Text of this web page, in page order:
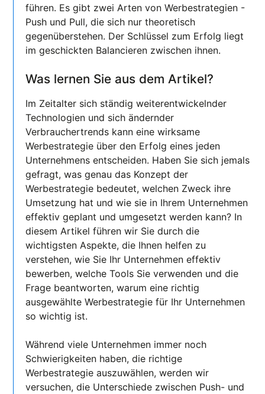
führen. Es gibt zwei Arten von Werbestrategien -
Push und Pull, die sich nur theoretisch
gegenüberstehen. Der Schlüssel zum Erfolg liegt
im geschickten Balancieren zwischen ihnen.
Was lernen Sie aus dem Artikel?
Im Zeitalter sich ständig weiterentwickelnder
Technologien und sich ändernder
Verbrauchertrends kann eine wirksame
Werbestrategie über den Erfolg eines jeden
Unternehmens entscheiden. Haben Sie sich jemals
gefragt, was genau das Konzept der
Werbestrategie bedeutet, welchen Zweck ihre
Umsetzung hat und wie sie in Ihrem Unternehmen
effektiv geplant und umgesetzt werden kann? In
diesem Artikel führen wir Sie durch die
wichtigsten Aspekte, die Ihnen helfen zu
verstehen, wie Sie Ihr Unternehmen effektiv
bewerben, welche Tools Sie verwenden und die
Frage beantworten, warum eine richtig
ausgewählte Werbestrategie für Ihr Unternehmen
so wichtig ist.
Während viele Unternehmen immer noch
Schwierigkeiten haben, die richtige
Werbestrategie auszuwählen, werden wir
versuchen, die Unterschiede zwischen Push- und